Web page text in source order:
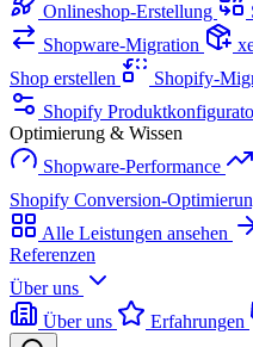
Onlineshop-Erstellung
Shopware-Migration
Shop erstellen
Shopify-
Shopify
Optimierung & Wissen
Shopware-Performance
Shopify Conversion-
Alle Leistungen ansehen
Referenzen
Über uns
Über uns
Erfahrungen